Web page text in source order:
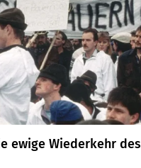
ewige Wiederkehr des